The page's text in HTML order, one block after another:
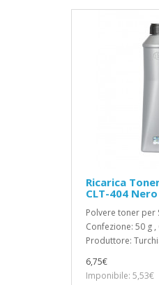
Ricarica
CLT-404
Polvere toner per
Confezione: 50 g
Produttore:
6,75€
Imponibile: 5,53€